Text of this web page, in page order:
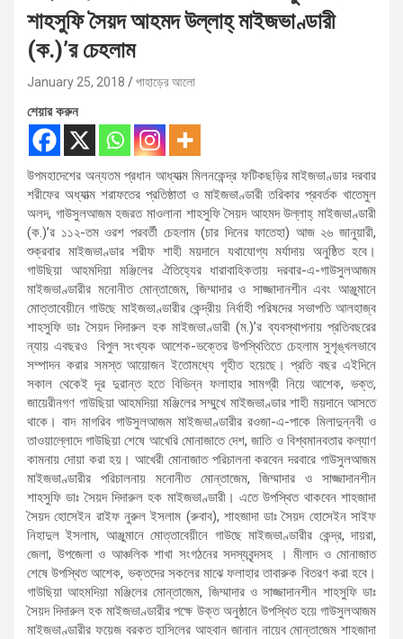
শাহসুফি সৈয়দ আহমদ উল্লাহ্‌ মাইজভাণ্ডারী
(ক.)’র চেহলাম
January 25, 2018 পাহাড়ের আলো
শেয়ার করুন
উপমহাদেশের অন্যতম প্রধান আধ্যাত্ম মিলনকেন্দ্র ফটিকছড়ির মাইজভাণ্ডার দরবার
শরীফের অধ্যাত্ম শরাফতের প্রতিষ্ঠাতা ও মাইজভাণ্ডারী তরিকার প্রবর্তক খাতেমুল
অলদ, গাউসুলআজম হজরত মাওলানা শাহসুফি সৈয়দ আহমদ উল্লাহ্‌ মাইজভাণ্ডারী
(ক.)’র ১১২-তম ওরশ পরবর্তী চেহলাম (চার দিনের ফাতেহা) আজ ২৬ জানুয়ারী,
শুক্রবার মাইজভাণ্ডার শরীফ শাহী ময়দানে যথাযোগ্য মর্যাদায় অনুষ্ঠিত হবে।
গাউছিয়া আহমদিয়া মঞ্জিলের ঐতিহ্যের ধারাবাহিকতায় দরবার-এ-গাউসুলআজম
মাইজভাণ্ডারীর মনোনীত মোন্তাজেম, জিম্মাদার ও সাজ্জাদানশীন এবং আঞ্জুমানে
মোত্তাবেয়ীনে গাউছে মাইজভাণ্ডারীর কেন্দ্রীয় নির্বাহী পরিষদের সভাপতি আলহাজ্ব
শাহসুফি ডাঃ সৈয়দ দিদারুল হক মাইজভাণ্ডারী (ম.)’র ব্যবস্থাপনায় প্রতিবছরের
ন্যায় এবছরও বিপুল সংখ্যক আশেক-ভক্তের উপস্থিতিতে চেহলাম সুশৃঙ্খলভাবে
সম্পাদন করার সমস্ত আয়োজন ইতোমধ্যে গৃহীত হয়েছে। প্রতি বছর এইদিনে
সকাল থেকেই দূর দুরান্ত হতে বিভিন্ন ফলাহার সামগ্রী নিয়ে আশেক, ভক্ত,
জায়েরীনগণ গাউছিয়া আহমদিয়া মঞ্জিলের সম্মুখে মাইজভাণ্ডার শাহী ময়দানে আসতে
থাকে। বাদ মাগরিব গাউসুলআজম মাইজভাণ্ডারীর রওজা-এ-পাকে মিলাদুন্নবী ও
তাওয়াল্লোদে গাউছিয়া শেষে আখেরি মোনাজাতে দেশ, জাতি ও বিশ্বমানবতার কল্যাণ
কামনায় দোয়া করা হয়। আখেরী মোনাজাত পরিচালনা করবেন দরবারে গাউসুলআজম
মাইজভাণ্ডারীর পরিচালনায় মনোনীত মোন্তাজেম, জিম্মাদার ও সাজ্জাদানশীন
শাহসুফি ডাঃ সৈয়দ দিদারুল হক মাইজভাণ্ডারী। এতে উপস্থিত থাকবেন শাহজাদা
সৈয়দ হোসেইন রাইফ নুরুল ইসলাম (রুবাব), শাহজাদা ডাঃ সৈয়দ হোসেইন সাইফ
নিহাদুল ইসলাম, আঞ্জুমানে মোত্তাবেয়ীনে গাউছে মাইজভাণ্ডারীর কেন্দ্র, দায়রা,
জেলা, উপজেলা ও আঞ্চলিক শাখা সংগঠনের সদস্যবৃন্দসহ । মীলাদ ও মোনাজাত
শেষে উপস্থিত আশেক, ভক্তদের সকলের মাঝে ফলাহার তাবারুক বিতরণ করা হবে।
গাউছিয়া আহমদিয়া মঞ্জিলের মোন্তাজেম, জিম্মাদার ও সাজ্জাদানশীন শাহসুফি ডাঃ
সৈয়দ দিদারুল হক মাইজভাণ্ডারীর পক্ষে উক্ত অনুষ্ঠানে উপস্থিত হয়ে গাউসুলআজম
মাইজভাণ্ডারীর ফয়েজ বরকত হাসিলের আহবান জানান নায়েব মোন্তাজেম শাহজাদা